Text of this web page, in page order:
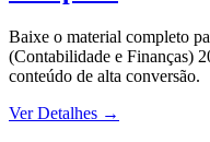
Baixe o material completo
(Contabilidade e Finanças)
conteúdo de alta conversão.
Ver Detalhes →